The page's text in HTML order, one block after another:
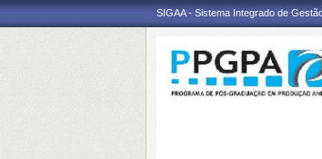
SIGAA - Sistema Integrado de